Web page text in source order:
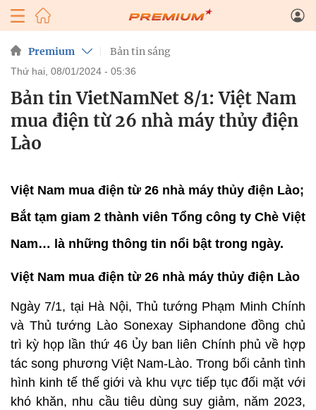
Premium Bản tin sáng
thứ hai, 08/01/2024 - 05:36
Bản tin VietNamNet 8/1: Việt Nam
mua điện từ 26 nhà máy thủy điện
Lào
Việt Nam mua điện từ 26 nhà máy thủy điện Lào;
Bắt tạm giam 2 thành viên Tổng công ty Chè Việt
Nam… là những thông tin nổi bật trong ngày.
Việt Nam mua điện từ 26 nhà máy thủy điện Lào
Ngày 7/1, tại Hà Nội, Thủ tướng Phạm Minh Chính
và Thủ tướng Lào Sonexay Siphandone đồng chủ
trì kỳ họp lần thứ 46 Ủy ban liên Chính phủ về hợp
tác song phương Việt Nam-Lào. Trong bối cảnh tình
hình kinh tế thế giới và khu vực tiếp tục đối mặt với
khó khăn, nhu cầu tiêu dùng suy giảm, năm 2023,